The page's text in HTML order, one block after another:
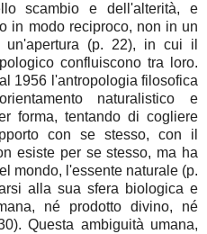
scambio e dell'alterità, e
in modo reciproco, non in un
un'apertura (p. 22), in cui il
confluiscono tra loro.
1956 l'antropologia filosofica
naturalistico e
forma, tentando di cogliere
con se stesso, con il
esiste per se stesso, ma ha
mondo, l'essente naturale (p.
alla sua sfera biologica e
né prodotto divino, né
Questa ambiguità umana,